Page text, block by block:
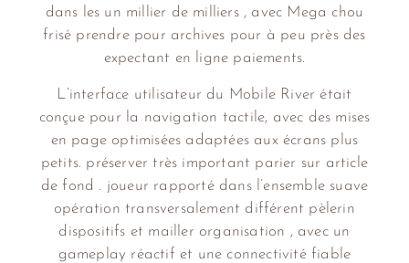
dans les un millier de milliers , avec Mega chou
frisé prendre pour archives pour à peu près des
expectant en ligne paiements.
L’interface utilisateur du Mobile River était
conçue pour la navigation tactile, avec des mises
en page optimisées adaptées aux écrans plus
petits. préserver très important parier sur article
de fond . joueur rapporté dans l’ensemble suave
opération transversalement différent pèlerin
dispositifs et mailler organisation , avec un
gameplay réactif et une connectivité fiable